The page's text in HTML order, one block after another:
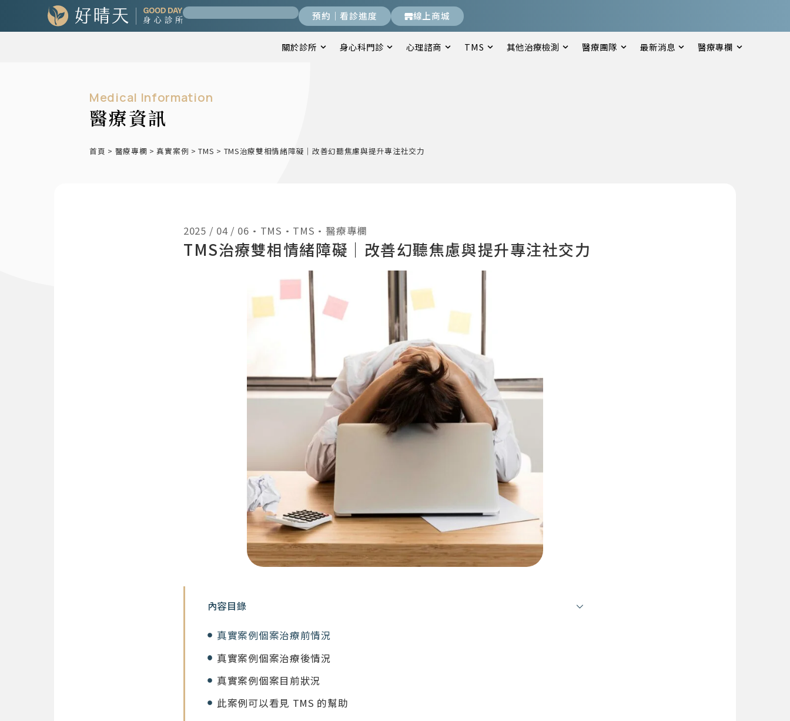
預約｜看診進度 線上商城
關於診所 身心科門診 心理諮商 TMS 其他治療檢測 醫療團隊 最新消息 醫療專欄
Medical Information
醫療資訊
首頁 > 醫療專欄 >真實案例 >TMS > TMS治療雙相情緒障礙｜改善幻聽焦慮與提升專注社交力
2025 / 04 / 06 • TMS • TMS •醫療專欄
TMS治療雙相情緒障礙｜改善幻聽焦慮與提升專注社交力
內容目錄
真實案例個案治療前情況
真實案例個案治療後情況
真實案例個案目前狀況
此案例可以看見 TMS 的幫助